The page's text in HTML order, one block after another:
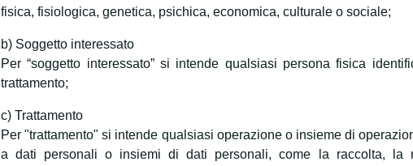
fisica, fisiologica, genetica, psichica, economica, culturale o sociale;
b) Soggetto interessato
Per “soggetto interessato” si intende qualsiasi persona fisica
trattamento;
c) Trattamento
Per "trattamento" si intende qualsiasi operazione o insieme di
a dati personali o insiemi di dati personali, come la raccolta, la